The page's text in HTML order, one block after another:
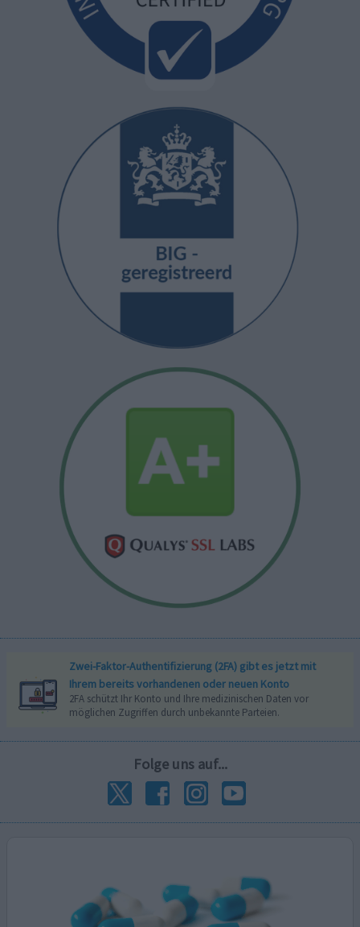
Zwei-Faktor-Authentifizierung (2FA) gibt es jetzt mit
Ihrem bereits vorhandenen oder neuen Konto
2FA schützt Ihr Konto und Ihre medizinischen Daten vor
möglichen Zugriffen durch unbekannte Parteien.
Folge uns auf...